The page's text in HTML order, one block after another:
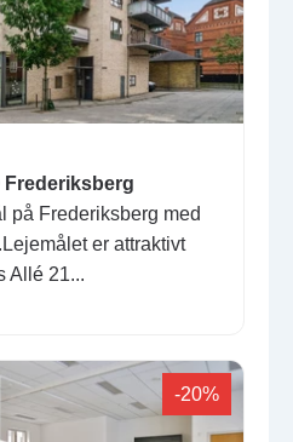
Frederiksberg
på Frederiksberg med
er attraktivt
Allé 21...
-20%